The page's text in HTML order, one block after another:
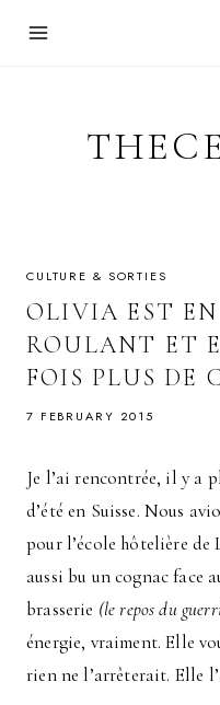
CULTURE & SORTIES
OLIVIA EST
ROULANT ET
FOIS PLUS DE
7 FEBRUARY 2015
Je l’ai rencontrée, il y a
d’été en Suisse. Nous
pour l’école hôtelière de
aussi bu un cognac face
brasserie (le repos du
énergie, vraiment. Elle
rien ne l’arrêterait. Elle